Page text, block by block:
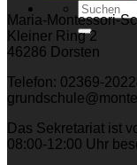
Maria-Montessori-
Kleiner Ring 2
46286 Dorsten
Telefon: 02369-
Das Sekretariat ist
08:00-12:00 Uhr